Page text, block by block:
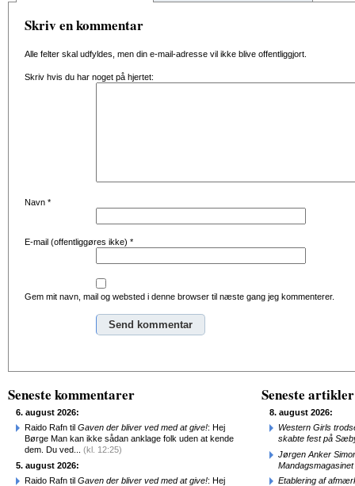
Skriv en kommentar
Alle felter skal udfyldes, men din e-mail-adresse vil ikke blive offentliggjort.
Skriv hvis du har noget på hjertet:
Navn *
E-mail (offentliggøres ikke) *
Gem mit navn, mail og websted i denne browser til næste gang jeg kommenterer.
Seneste kommentarer
6. august 2026:
Raido Rafn til Gaven der bliver ved med at give!: Hej
Børge Man kan ikke sådan anklage folk uden at kende
dem. Du ved... (kl. 12:25)
5. august 2026:
Raido Rafn til Gaven der bliver ved med at give!: Hej
Seneste artikler
8. august 2026:
Western Girls
skabte fest på
Jørgen Anker
Mandagsmagasinet
Etablering af